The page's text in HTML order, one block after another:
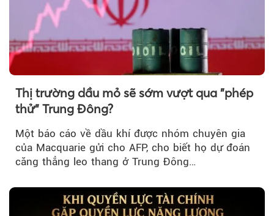
Thị trường dầu mỏ sẽ sớm vượt qua "phép
thử" Trung Đông?
Một báo cáo về dầu khí được nhóm chuyên gia
của Macquarie gửi cho AFP, cho biết họ dự đoán
căng thẳng leo thang ở Trung Đông…